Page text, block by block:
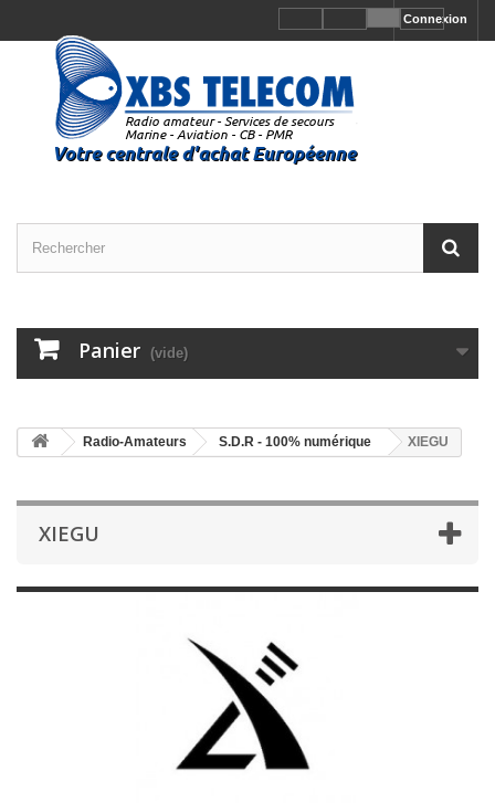
Connexion
Panier (vide)
Radio-Amateurs S.D.R - 100% numérique XIEGU
XIEGU